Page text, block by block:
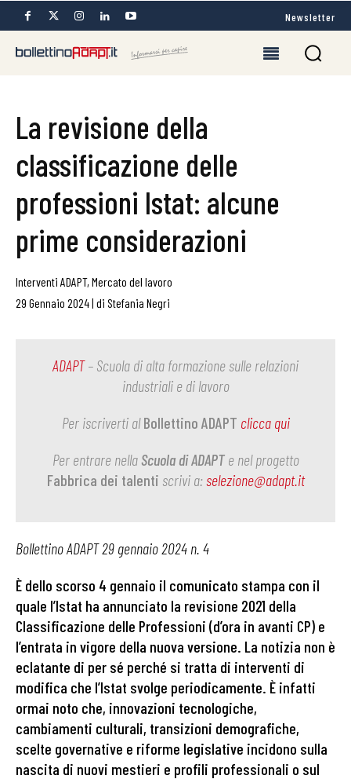
Newsletter
La revisione della
classificazione delle
professioni lstat: alcune
prime considerazioni
Interventi ADAPT, Mercato del lavoro
29 Gennaio 2024| di Stefania Negri
ADAPT– Scuola di alta formazione sulle relazioni
industriali e di lavoro
Per iscriverti alBollettino ADAPT clicca qui
Per entrare nella Scuola di ADAPTe nel progetto
Fabbrica dei talenti scrivi a:selezione@adapt.it
Bollettino ADAPT 29 gennaio 2024 n. 4
È dello scorso 4 gennaio il comunicato stampa con il
quale l’Istat ha annunciato la revisione 2021 della
Classificazione delle Professioni (d’ora in avanti CP) e
l’entrata in vigore della nuova versione. La notizia non è
eclatante di per sé perché si tratta di interventi di
modifica che l’Istat svolge periodicamente. È infatti
ormai noto che, innovazioni tecnologiche,
cambiamenti culturali, transizioni demografiche,
scelte governative e riforme legislative incidono sulla
nascita di nuovi mestieri e profili professionali o sul